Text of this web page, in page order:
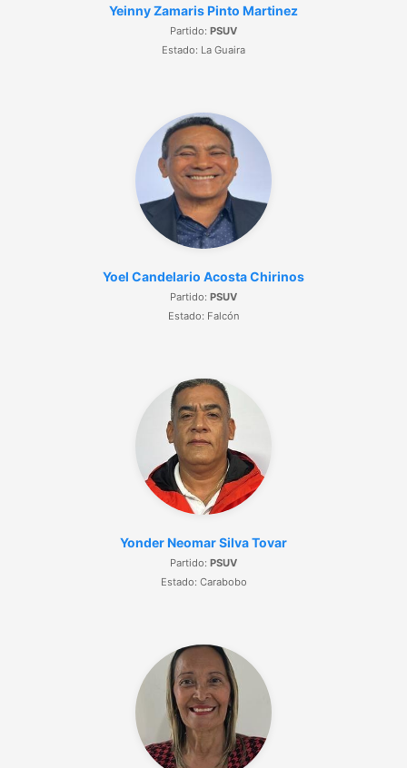
Yeinny Zamaris Pinto Martinez
Partido: PSUV
Estado: La Guaira
Yoel Candelario Acosta Chirinos
Partido: PSUV
Estado: Falcón
Yonder Neomar Silva Tovar
Partido: PSUV
Estado: Carabobo